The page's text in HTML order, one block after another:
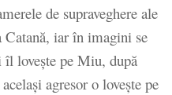
de supraveghere ale
iar în imagini se
îl loveşte pe Miu, după
agresor o loveşte pe